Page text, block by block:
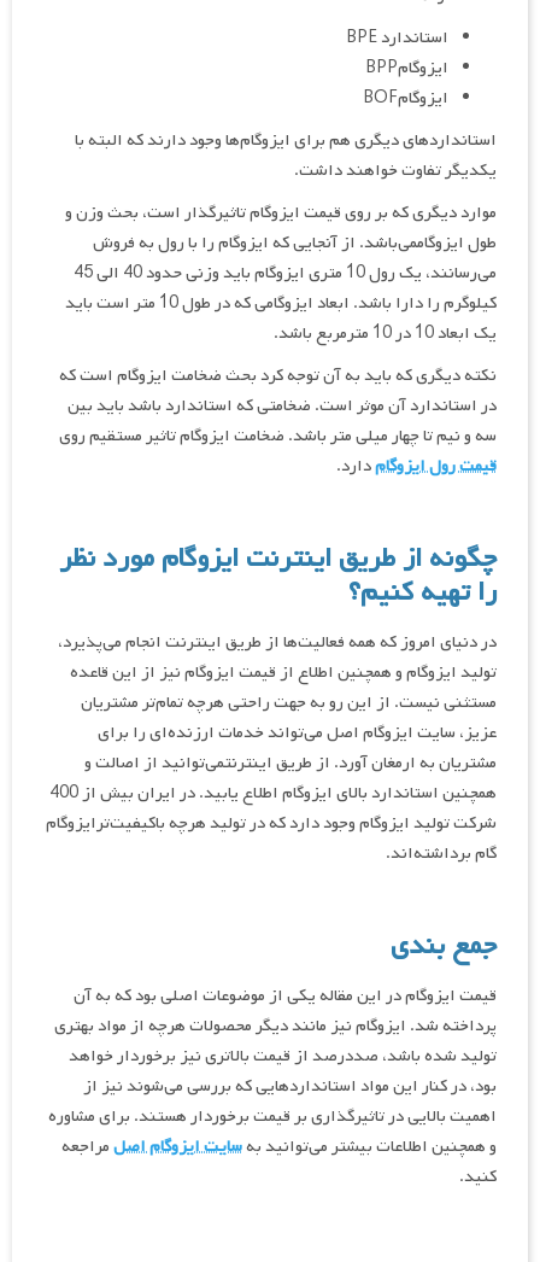
استاندارد BPE
ایزوگامBPP
ایزوگامBOF
استانداردهای دیگری هم برای ایزوگام‌ها وجود دارند که البته با
یکدیگر تفاوت خواهند داشت.
موارد دیگری که بر روی قیمت ایزوگام تاثیرگذار است، بحث وزن و
طول ایزوگاممی‌باشد. از آنجایی که ایزوگام را با رول به فروش
می‌رسانند، یک رول 10 متری ایزوگام باید وزنی حدود 40 الی 45
کیلوگرم را دارا باشد. ابعاد ایزوگامی که در طول 10 متر است باید
یک ابعاد 10 در 10 مترمربع باشد.
نکته دیگری که باید به آن توجه کرد بحث ضخامت ایزوگام است که
در استاندارد آن موثر است. ضخامتی که استاندارد باشد باید بین
سه و نیم تا چهار میلی متر باشد. ضخامت ایزوگام تاثیر مستقیم روی
قیمت رول ایزوگامدارد.
چگونه از طریق اینترنت ایزوگام مورد نظر
را تهیه کنیم؟
در دنیای امروز که همه فعالیت‌ها از طریق اینترنت انجام می‌پذیرد،
تولید ایزوگام و همچنین اطلاع از قیمت ایزوگام نیز از این قاعده
مستثنی نیست. از این رو به جهت راحتی هرچه تمام‌تر مشتریان
عزیز، سایت ایزوگام اصل می‌تواند خدمات ارزنده‌ای را برای
مشتریان به ارمغان آورد. از طریق اینترنتمی‌توانید از اصالت و
همچنین استاندارد بالای ایزوگام اطلاع یابید. در ایران بیش از 400
شرکت تولید ایزوگام وجود دارد که در تولید هرچه باکیفیت‌ترایزوگام
گام برداشته‌اند.
جمع بندی
قیمت ایزوگام در این مقاله یکی از موضوعات اصلی بود که به آن
پرداخته شد. ایزوگام نیز مانند دیگر محصولات هرچه از مواد بهتری
تولید شده باشد، صددرصد از قیمت بالاتری نیز برخوردار خواهد
بود، در کنار این مواد استانداردهایی که بررسی می‌شوند نیز از
اهمیت بالایی در تاثیرگذاری بر قیمت برخوردار هستند. برای مشاوره
و همچنین اطلاعات بیشتر می‌توانید بهسایت ایزوگام اصلمراجعه
کنید.